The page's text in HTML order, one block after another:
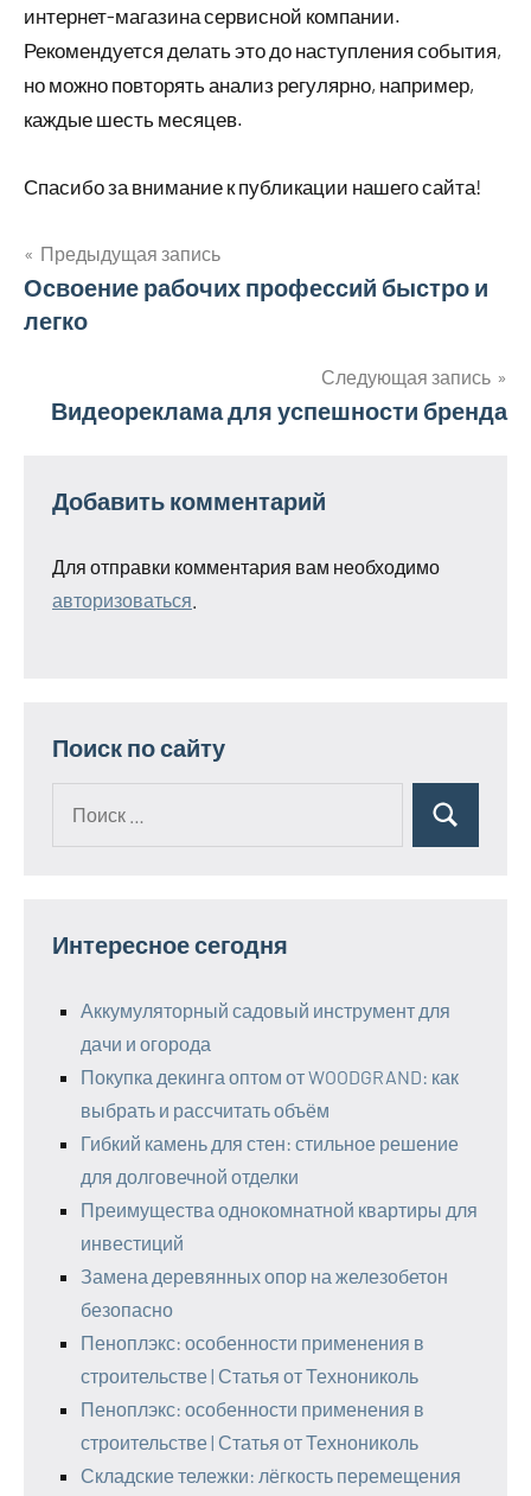
интернет-магазина сервисной компании.
Рекомендуется делать это до наступления события,
но можно повторять анализ регулярно, например,
каждые шесть месяцев.
Спасибо за внимание к публикации нашего сайта!
Навигация
по
Предыдущая запись
Освоение рабочих профессий быстро и
легко
Следующая запись
Видеореклама для успешности бренда
Добавить комментарий
Для отправки комментария вам необходимо
авторизоваться
Поиск по сайту
Поиск
Интересное сегодня
Аккумуляторный садовый инструмент для
дачи и огорода
Покупка декинга оптом от WOODGRAND: как
выбрать и рассчитать объём
Гибкий камень для стен: стильное решение
для долговечной отделки
Преимущества однокомнатной квартиры для
инвестиций
Замена деревянных опор на железобетон
безопасно
Пеноплэкс: особенности применения в
строительстве | Статья от Технониколь
Пеноплэкс: особенности применения в
строительстве | Статья от Технониколь
Складские тележки: лёгкость перемещения